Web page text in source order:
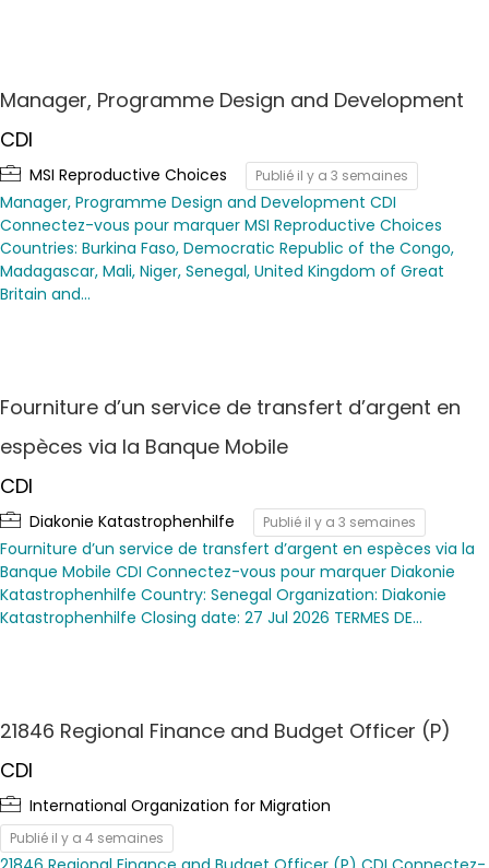
Manager, Programme Design and Development
CDI
MSI Reproductive Choices Publié il y a 3 semaines
Manager, Programme Design and Development CDI
Connectez-vous pour marquer MSI Reproductive Choices
Countries: Burkina Faso, Democratic Republic of the Congo,
Madagascar, Mali, Niger, Senegal, United Kingdom of Great
Britain and…
Fourniture d’un service de transfert d’argent en
espèces via la Banque Mobile
CDI
Diakonie Katastrophenhilfe Publié il y a 3 semaines
Fourniture d’un service de transfert d’argent en espèces via la
Banque Mobile CDI Connectez-vous pour marquer Diakonie
Katastrophenhilfe Country: Senegal Organization: Diakonie
Katastrophenhilfe Closing date: 27 Jul 2026 TERMES DE…
21846 Regional Finance and Budget Officer (P)
CDI
International Organization for Migration
Publié il y a 4 semaines